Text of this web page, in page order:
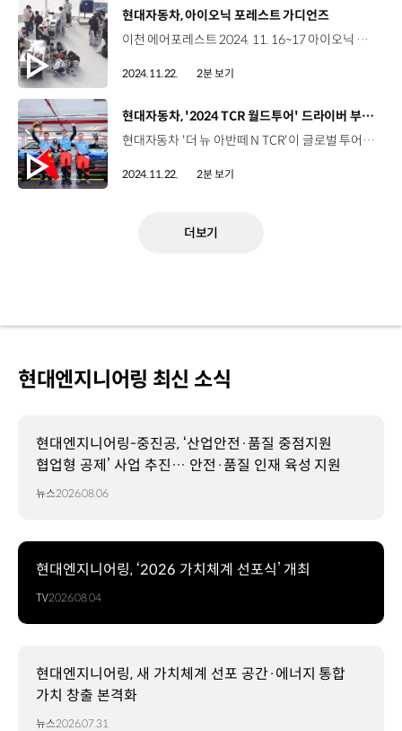
[동영상]
현대자동차, 아이오닉 포레스트 가디언즈
이천 에어포레스트 2024. 11. 16~17 아이오닉 포레스트 가디언즈 탄소 중립과 생물다양성 보존에 대한 가치를 가족과 함께 경험할 수 있는 사회 공헌 활동 임직원 가족 참여형 산림 복원 프로젝트 임직원 임직원 가족 400여 명 아이오닉 포레스트 가디언즈 1기 탄생 600평 4,000평 약 2,000㎡ 에어포레스트 약 13,000㎡ 생태숲 일원 임직원 참여형 사회공헌 플랫폼‘나눔’을 통해 선착순 모집 자원 봉사와 체험 활동을 동시에 경험 세가지 Zone으로 프로그램 구성 Smart Farm Zone 아기나무를 새 화분으로 분갈이 IONIQ 5 Zone 드론 스테이션을 활용한 산림 모니터링 기술 시연 Forest Zone 생태숲 체험 및 우리나라 멸종 위기종 식재 ESG 가치 탄소중립 실현과 생물다양성 보존을 체감 향후, 기수 단위로 아이오닉 포레스트 가디언즈 운영 지속 가능한 시그니처 사회공헌 프로그램으로 키워나갈 예정 “지속가능한 미래를 위해 함께 숲을 만들어주세요~”
2024.11.22. 2분 보기
[동영상]
현대자동차, '2024 TCR 월드투어' 드라이버 부문 종합 우승
현대자동차 '더 뉴 아반떼 N TCR'이 글로벌 투어링카 대회인 '2024 TCR 월드투어’ 최종 라운드에서 드라이버 부문 종합 우승을 달성했습니다. TCR 월드투어는 전 세계 각지에서 개최되는 TCR 대회 중 주요 레이스를 선별해 경기 결과에 따라 획득한 포인트로 순위를 결정하는데요. 올해는 이탈리아, 모로코, 미국, 브라질, 우루과이, 중국을 거쳐 마카오 기아 서킷에서 최종 라운드가 열렸습니다. 더 뉴 아반떼 N TCR로 출전한 'BRC 현대 N 스쿼드라 코르세' 팀의 노버트 미첼리즈 선수는마카오 대회에서 49포인트를 획득하며, 최종 323포인트로 작년에 이어 2년 연속 드라이버 부문 챔피언이 됐습니다. 더 뉴 아반떼 N TCR은 마카오에서 동시에 진행된 ‘TCR 차이나’와 ‘TCR 아시아’에서도 마틴 카오 선수와 장첸동 선수가 각각 우승하며, 2024시즌 3개 시리즈에서 드라이버 부문 종합 우승을 차지했습니다. 한편, 현대자동차는 2024 TCR 월드투어에 전체 32대의 차량 중 무려 12대의 더 뉴 아반떼 N TCR을 참여시켜 압도적인 기술력을 입증했습니다.
2024.11.22. 2분 보기
더보기
현대엔지니어링 최신 소식
현대엔지니어링-중진공, ‘산업안전·품질 중점지원
협업형 공제’ 사업 추진… 안전·품질 인재 육성 지원
뉴스2026.08.06
현대엔지니어링, ‘2026 가치체계 선포식’ 개최
TV2026.08.04
현대엔지니어링, 새 가치체계 선포 공간·에너지 통합
가치 창출 본격화
뉴스2026.07.31